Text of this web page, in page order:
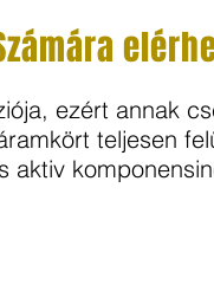
ezért annak
teljesen
aktiv